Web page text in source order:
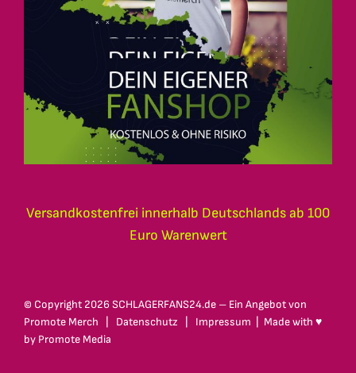
Versandkostenfrei innerhalb Deutschlands ab 100
Euro Warenwert
© Copyright 2026 SCHLAGERFANS24.de – Ein Angebot von
Promote Merch
Datenschutz Impressum | Made with ♥
by Promote Media